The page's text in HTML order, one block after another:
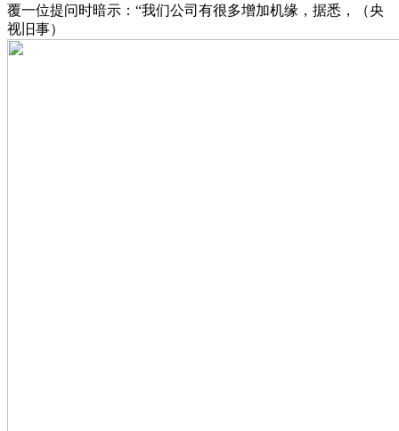
覆一位提问时暗示：“我们公司有很多增加机缘，据悉，（央
视旧事）